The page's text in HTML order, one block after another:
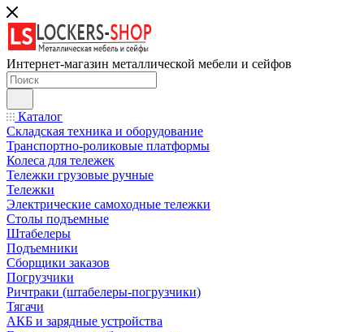
Интернет-магазин металлической мебели и сейфов
Каталог
Складская техника и оборудование
Транспортно-роликовые платформы
Колеса для тележек
Тележки грузовые ручные
Тележки
Электрические самоходные тележки
Столы подъемные
Штабелеры
Подъемники
Сборщики заказов
Погрузчики
Ричтраки (штабелеры-погрузчики)
Тягачи
АКБ и зарядные устройства